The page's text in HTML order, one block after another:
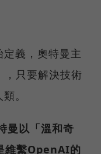
義，奧特曼主
只要解決技術
。
曼以「溫和奇
維繫OpenAI的